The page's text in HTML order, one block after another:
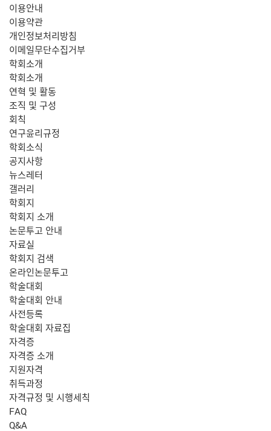
이용안내
이용약관
개인정보처리방침
이메일무단수집거부
학회소개
학회소개
연혁 및 활동
조직 및 구성
회칙
연구윤리규정
학회소식
공지사항
뉴스레터
갤러리
학회지
학회지 소개
논문투고 안내
자료실
학회지 검색
온라인논문투고
학술대회
학술대회 안내
사전등록
학술대회 자료집
자격증
자격증 소개
지원자격
취득과정
자격규정 및 시행세칙
FAQ
Q&A